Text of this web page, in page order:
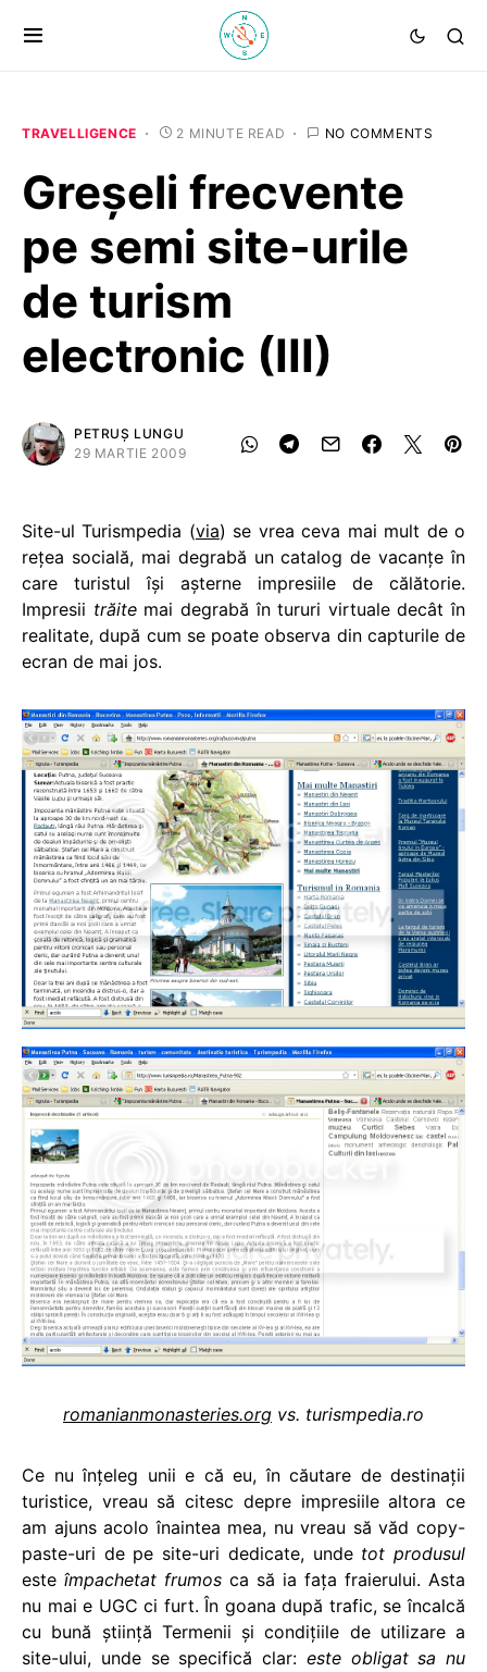
TRAVELLIGENCE 2 MINUTE READ NO COMMENTS
Greşeli frecvente
pe semi site-urile
de turism
electronic (III)
PETRUȘ LUNGU
29 MARTIE 2009
Site-ul Turismpedia (via) se vrea ceva mai mult de o
reţea socială, mai degrabă un catalog de vacanţe în
care turistul îşi aşterne impresiile de călătorie.
Impresii trăitemai degrabă în tururi virtuale decât în
realitate, după cum se poate observa din capturile de
ecran de mai jos.
romanianmonasteries.org vs. turismpedia.ro
Ce nu înţeleg unii e că eu, în căutare de destinaţii
turistice, vreau să citesc depre impresiile altora ce
am ajuns acolo înaintea mea, nu vreau să văd copy-
paste-uri de pe site-uri dedicate, unde tot produsul
este împachetat frumos ca să ia faţa fraierului. Asta
nu mai e UGC ci furt. În goana după trafic, se încalcă
cu bună ştiinţă Termenii şi condiţiile de utilizare a
site-ului, unde se specifică clar: este obligat sa nu